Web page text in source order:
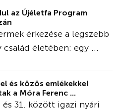
az Újéletfa Program
érkezése a legszebb
család életében: egy ...
és közös emlékekkel
a Móra Ferenc ...
31. között igazi nyári